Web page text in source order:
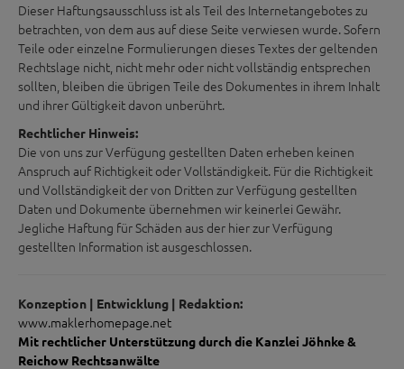
Dieser Haftungsausschluss ist als Teil des Internetangebotes zu
betrachten, von dem aus auf diese Seite verwiesen wurde. Sofern
Teile oder einzelne Formulierungen dieses Textes der geltenden
Rechtslage nicht, nicht mehr oder nicht vollständig entsprechen
sollten, bleiben die übrigen Teile des Dokumentes in ihrem Inhalt
und ihrer Gültigkeit davon unberührt.
Rechtlicher Hinweis:
Die von uns zur Verfügung gestellten Daten erheben keinen
Anspruch auf Richtigkeit oder Vollständigkeit. Für die Richtigkeit
und Vollständigkeit der von Dritten zur Verfügung gestellten
Daten und Dokumente übernehmen wir keinerlei Gewähr.
Jegliche Haftung für Schäden aus der hier zur Verfügung
gestellten Information ist ausgeschlossen.
Konzeption | Entwicklung | Redaktion:
www.maklerhomepage.net
Mit rechtlicher Unterstützung durch die Kanzlei Jöhnke &
Reichow Rechtsanwälte